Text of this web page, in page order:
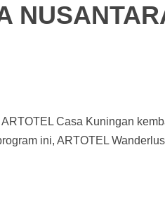
Casa Kuningan
ini, ARTOTEL